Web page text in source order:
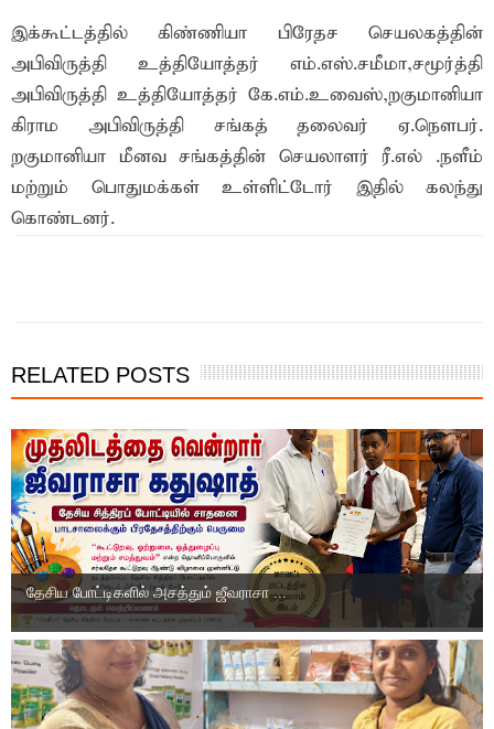
இக்கூட்டத்தில் கிண்ணியா பிரேதச செயலகத்தின்
அபிவிருத்தி உத்தியோத்தர் எம்.எஸ்.சமீமா,சமூர்த்தி
அபிவிருத்தி உத்தியோத்தர் கே.எம்.உவைஸ்,றகுமானியா
கிராம அபிவிருத்தி சங்கத் தலைவர் ஏ.நௌபர்.
றகுமானியா மீனவ சங்கத்தின் செயலாளர் ரீ.எல் .நளீம்
மற்றும் பொதுமக்கள் உள்ளிட்டோர் இதில் கலந்து
கொண்டனர்.
RELATED POSTS
தேசிய போட்டிகளில் அசத்தும் ஜீவராசா ...